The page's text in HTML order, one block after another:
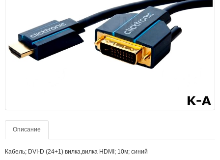
Описание
Кабель; DVI-D (24+1) вилка,вилка HDMI; 10м; синий